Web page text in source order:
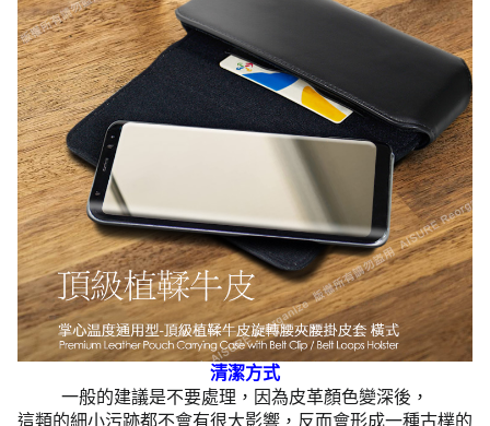
清潔方式
一般的建議是不要處理，因為皮革顏色變深後，
這類的細小污跡都不會有很大影響，反而會形成一種古樸的